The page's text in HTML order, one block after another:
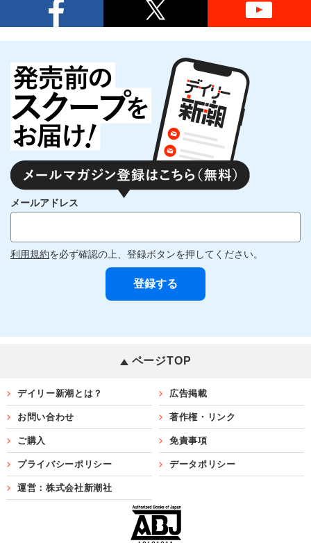
メールアドレス
利用規約を必ず確認の上、登録ボタンを押してください。
ページTOP
デイリー新潮とは？ 広告掲載
お問い合わせ 著作権・リンク
ご購入 免責事項
プライバシーポリシー データポリシー
運営：株式会社新潮社